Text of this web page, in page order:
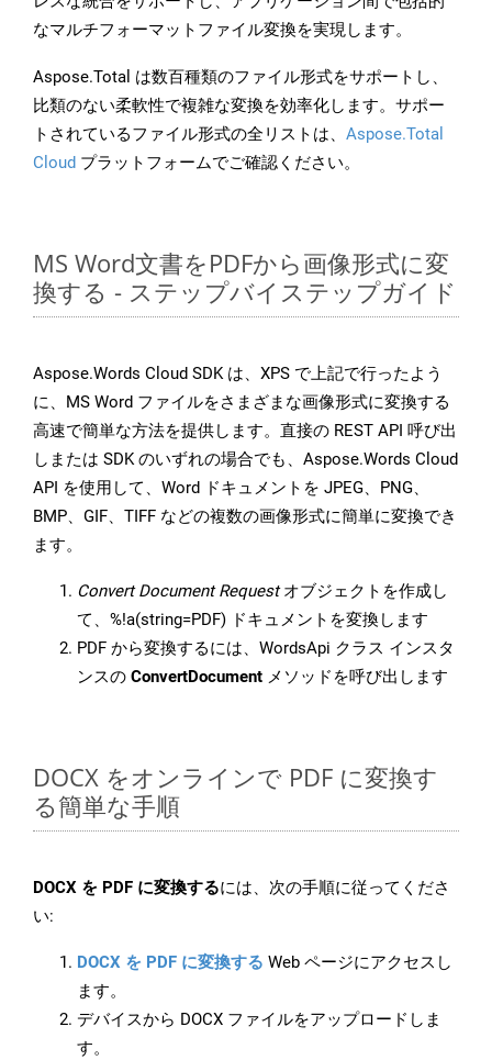
なマルチフォーマットファイル変換を実現します。
Aspose.Total は数百種類のファイル形式をサポートし、
比類のない柔軟性で複雑な変換を効率化します。サポー
トされているファイル形式の全リストは、 Aspose.Total
Cloud プラットフォームでご確認ください。
MS Word文書をPDFから画像形式に変
換する - ステップバイステップガイド
Aspose.Words Cloud SDK は、XPS で上記で行ったよう
に、MS Word ファイルをさまざまな画像形式に変換する
高速で簡単な方法を提供します。直接の REST API 呼び出
しまたは SDK のいずれの場合でも、Aspose.Words Cloud
API を使用して、Word ドキュメントを JPEG、PNG、
BMP、GIF、TIFF などの複数の画像形式に簡単に変換でき
ます。
Convert Document Requestオブジェクトを作成し
て、%!a(string=PDF) ドキュメントを変換します
PDF から変換するには、WordsApi クラス インスタ
ンスの ConvertDocument メソッドを呼び出します
DOCX をオンラインで PDF に変換す
る簡単な手順
DOCX を PDF に変換するには、次の手順に従ってくださ
い:
DOCX を PDF に変換する Web ページにアクセスし
ます。
デバイスから DOCX ファイルをアップロードしま
す。